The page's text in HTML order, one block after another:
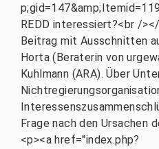
REDD interessiert?<br /
Beitrag mit Ausschnitten
Horta (Beraterin von
Kuhlmann (ARA). Über
Frage nach den Ursachen
<p><a href="index.php?